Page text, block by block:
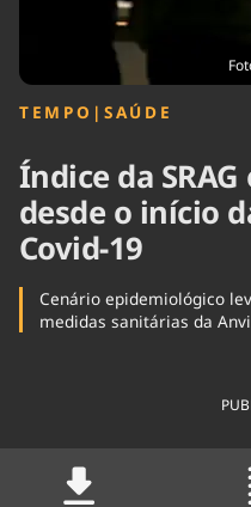
TEMPO | SAÚDE
Índice da
desde o início
Covid-19
Cenário epidemiológico
medidas sanitárias da